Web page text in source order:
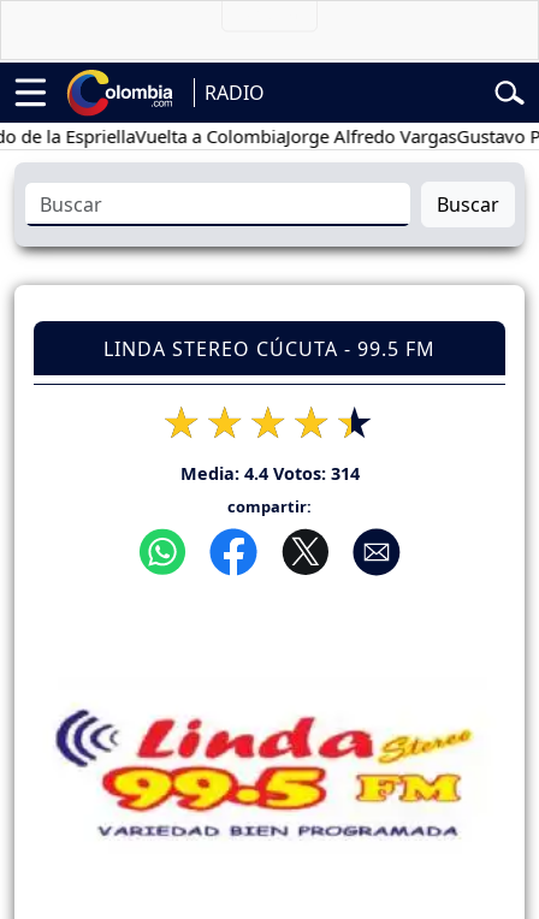
RADIO
EspriellaVuelta a ColombiaJorge Alfredo VargasGustavo Petro
Buscar
LINDA STEREO CÚCUTA - 99.5 FM
Media: 4.4Votos: 314
compartir: